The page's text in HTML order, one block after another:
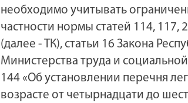
необходимо учитывать
частности нормы статей 114, 117,
(далее - ТК), статьи 16 Закона
Министерства труда и
144 «Об установлении перечня
возрасте от четырнадцати до